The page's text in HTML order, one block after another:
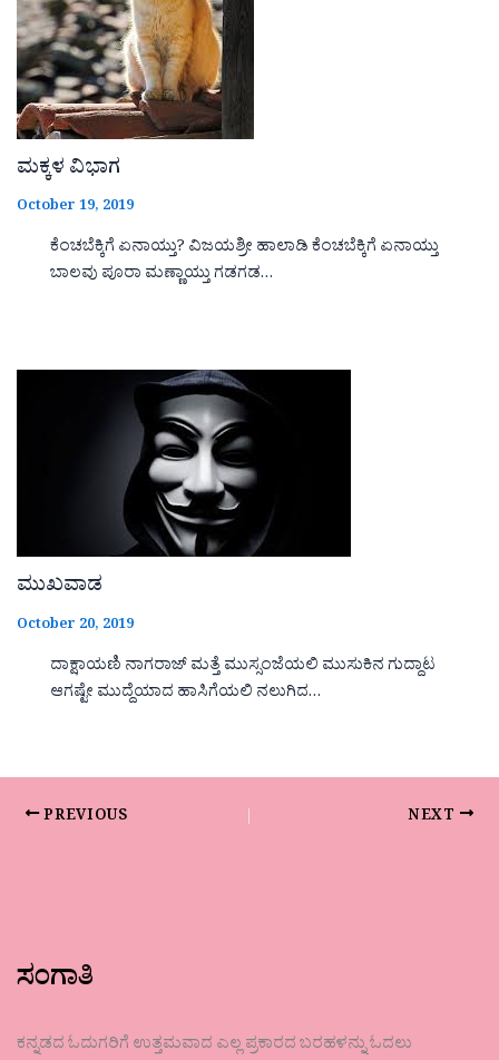
ಮಕ್ಕಳ ವಿಭಾಗ
October 19, 2019
ಕೆಂಚಬೆಕ್ಕಿಗೆ ಏನಾಯ್ತು? ವಿಜಯಶ್ರೀ ಹಾಲಾಡಿ ಕೆಂಚಬೆಕ್ಕಿಗೆ ಏನಾಯ್ತು
ಬಾಲವು ಪೂರಾ ಮಣ್ಣಾಯ್ತು ಗಡಗಡ…
ಮುಖವಾಡ
October 20, 2019
ದಾಕ್ಷಾಯಣಿ ನಾಗರಾಜ್ ಮತ್ತೆ ಮುಸ್ಸಂಜೆಯಲಿ ಮುಸುಕಿನ ಗುದ್ದಾಟ
ಆಗಷ್ಟೇ ಮುದ್ದೆಯಾದ ಹಾಸಿಗೆಯಲಿ ನಲುಗಿದ…
PREVIOUS NEXT
ಸಂಗಾತಿ
ಕನ್ನಡದ ಓದುಗರಿಗೆ ಉತ್ತಮವಾದ ಎಲ್ಲ ಪ್ರಕಾರದ ಬರಹಳನ್ನು ಓದಲು